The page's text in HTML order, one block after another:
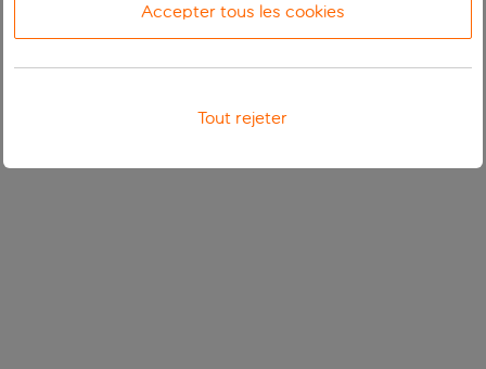
Accepter tous les cookies
Tout rejeter